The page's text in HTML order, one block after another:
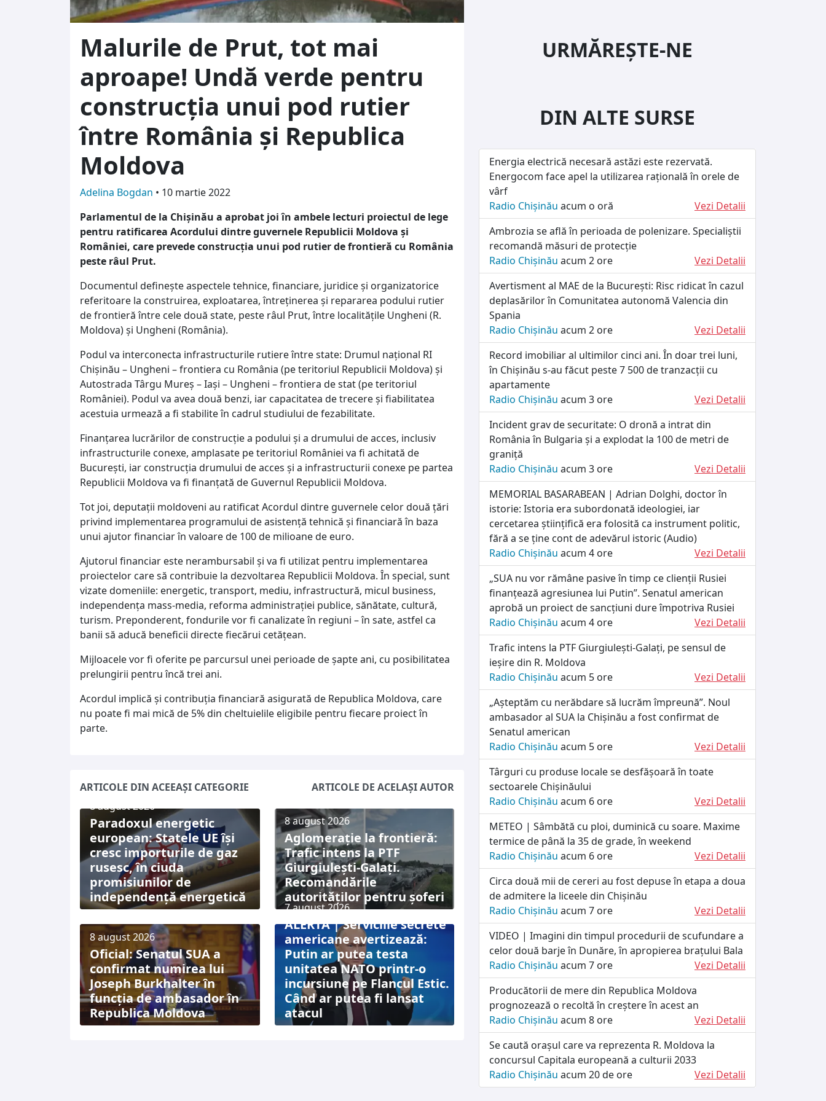
Malurile de Prut, tot mai
aproape! Undă verde pentru
construcția unui pod rutier
între România și Republica
Moldova
Adelina Bogdan • 10 martie 2022
Parlamentul de la Chişinău a aprobat joi în ambele lecturi proiectul de lege
pentru ratificarea Acordului dintre guvernele Republicii Moldova şi
României, care prevede construcţia unui pod rutier de frontieră cu România
peste râul Prut.
Documentul defineşte aspectele tehnice, financiare, juridice şi organizatorice
referitoare la construirea, exploatarea, întreţinerea şi repararea podului rutier
de frontieră între cele două state, peste râul Prut, între localităţile Ungheni (R.
Moldova) şi Ungheni (România).
Podul va interconecta infrastructurile rutiere între state: Drumul naţional RI
Chişinău – Ungheni – frontiera cu România (pe teritoriul Republicii Moldova) şi
Autostrada Târgu Mureş – Iaşi – Ungheni – frontiera de stat (pe teritoriul
României). Podul va avea două benzi, iar capacitatea de trecere şi fiabilitatea
acestuia urmează a fi stabilite în cadrul studiului de fezabilitate.
Finanţarea lucrărilor de construcţie a podului şi a drumului de acces, inclusiv
infrastructurile conexe, amplasate pe teritoriul României va fi achitată de
Bucureşti, iar construcţia drumului de acces şi a infrastructurii conexe pe partea
Republicii Moldova va fi finanţată de Guvernul Republicii Moldova.
Tot joi, deputaţii moldoveni au ratificat Acordul dintre guvernele celor două ţări
privind implementarea programului de asistenţă tehnică şi financiară în baza
unui ajutor financiar în valoare de 100 de milioane de euro.
Ajutorul financiar este nerambursabil şi va fi utilizat pentru implementarea
proiectelor care să contribuie la dezvoltarea Republicii Moldova. În special, sunt
vizate domeniile: energetic, transport, mediu, infrastructură, micul business,
independenţa mass-media, reforma administraţiei publice, sănătate, cultură,
turism. Preponderent, fondurile vor fi canalizate în regiuni – în sate, astfel ca
banii să aducă beneficii directe fiecărui cetăţean.
Mijloacele vor fi oferite pe parcursul unei perioade de şapte ani, cu posibilitatea
prelungirii pentru încă trei ani.
Acordul implică şi contribuţia financiară asigurată de Republica Moldova, care
nu poate fi mai mică de 5% din cheltuielile eligibile pentru fiecare proiect în
parte.
ARTICOLE DIN ACEEAȘI CATEGORIE
ARTICOLE DE ACELAȘI AUTOR
8 august 2026
Paradoxul energetic
european: Statele UE își
cresc importurile de gaz
rusesc, în ciuda
promisiunilor de
independență energetică
8 august 2026
Aglomerație la frontieră:
Trafic intens la PTF
Giurgiulești-Galați.
Recomandările
autorităților pentru șoferi
8 august 2026
Oficial: Senatul SUA a
confirmat numirea lui
Joseph Burkhalter în
funcția de ambasador în
Republica Moldova
7 august 2026
ALERTĂ | Serviciile secrete
americane avertizează:
Putin ar putea testa
unitatea NATO printr-o
incursiune pe Flancul Estic.
Când ar putea fi lansat
atacul
URMĂREȘTE-NE
DIN ALTE SURSE
Energia electrică necesară astăzi este rezervată.
Energocom face apel la utilizarea rațională în orele de
vârf
Radio Chișinău acum o oră
Vezi Detalii
Ambrozia se află în perioada de polenizare. Specialiștii
recomandă măsuri de protecție
Radio Chișinău acum 2 ore
Vezi Detalii
Avertisment al MAE de la București: Risc ridicat în cazul
deplasărilor în Comunitatea autonomă Valencia din
Spania
Radio Chișinău acum 2 ore
Vezi Detalii
Record imobiliar al ultimilor cinci ani. În doar trei luni,
în Chișinău s-au făcut peste 7 500 de tranzacții cu
apartamente
Radio Chișinău acum 3 ore
Vezi Detalii
Incident grav de securitate: O dronă a intrat din
România în Bulgaria și a explodat la 100 de metri de
graniță
Radio Chișinău acum 3 ore
Vezi Detalii
MEMORIAL BASARABEAN | Adrian Dolghi, doctor în
istorie: Istoria era subordonată ideologiei, iar
cercetarea științifică era folosită ca instrument politic,
fără a se ține cont de adevărul istoric (Audio)
Radio Chișinău acum 4 ore
Vezi Detalii
„SUA nu vor rămâne pasive în timp ce clienții Rusiei
finanțează agresiunea lui Putin”. Senatul american
aprobă un proiect de sancțiuni dure împotriva Rusiei
Radio Chișinău acum 4 ore
Vezi Detalii
Trafic intens la PTF Giurgiulești-Galați, pe sensul de
ieșire din R. Moldova
Radio Chișinău acum 5 ore
Vezi Detalii
„Așteptăm cu nerăbdare să lucrăm împreună”. Noul
ambasador al SUA la Chișinău a fost confirmat de
Senatul american
Radio Chișinău acum 5 ore
Vezi Detalii
Târguri cu produse locale se desfășoară în toate
sectoarele Chișinăului
Radio Chișinău acum 6 ore
Vezi Detalii
METEO | Sâmbătă cu ploi, duminică cu soare. Maxime
termice de până la 35 de grade, în weekend
Radio Chișinău acum 6 ore
Vezi Detalii
Circa două mii de cereri au fost depuse în etapa a doua
de admitere la liceele din Chișinău
Radio Chișinău acum 7 ore
Vezi Detalii
VIDEO | Imagini din timpul procedurii de scufundare a
celor două barje în Dunăre, în apropierea brațului Bala
Radio Chișinău acum 7 ore
Vezi Detalii
Producătorii de mere din Republica Moldova
prognozează o recoltă în creștere în acest an
Radio Chișinău acum 8 ore
Vezi Detalii
Se caută orașul care va reprezenta R. Moldova la
concursul Capitala europeană a culturii 2033
Radio Chișinău acum 20 de ore Vezi Detalii